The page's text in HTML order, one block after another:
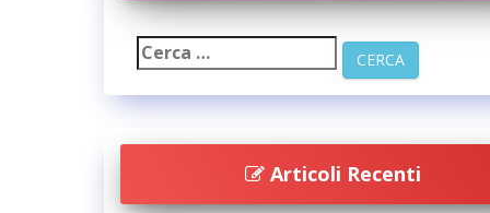
Articoli Recenti